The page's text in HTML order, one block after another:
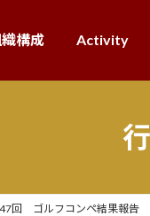
構成 Activity
回 ゴルフコンペ結果報告